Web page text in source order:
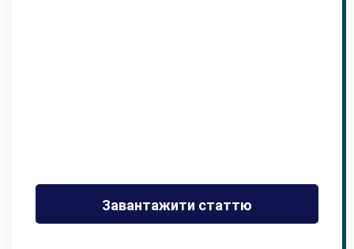
Завантажити статтю